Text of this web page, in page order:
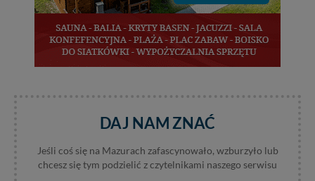
DAJ NAM ZNAĆ
Jeśli coś się na Mazurach zafascynowało, wzburzyło lub
chcesz się tym podzielić z czytelnikami naszego serwisu
praw w odniesieniu do informacji zawartych w plikach
tych plików - w pewnych przypadkach nie możemy tego
zrobić za Ciebie.